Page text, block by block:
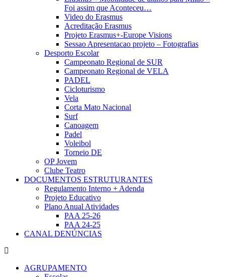
Foi assim que Aconteceu…
Video do Erasmus
Acreditação Erasmus
Projeto Erasmus+-Europe Visions
Sessao Apresentacao projeto – Fotografias
Desporto Escolar
Campeonato Regional de SUR
Campeonato Regional de VELA
PADEL
Cicloturismo
Vela
Corta Mato Nacional
Surf
Canoagem
Padel
Voleibol
Torneio DE
OP Jovem
Clube Teatro
DOCUMENTOS ESTRUTURANTES
Regulamento Interno + Adenda
Projeto Educativo
Plano Anual Atividades
PAA 25-26
PAA 24-25
CANAL DENÚNCIAS
AGRUPAMENTO